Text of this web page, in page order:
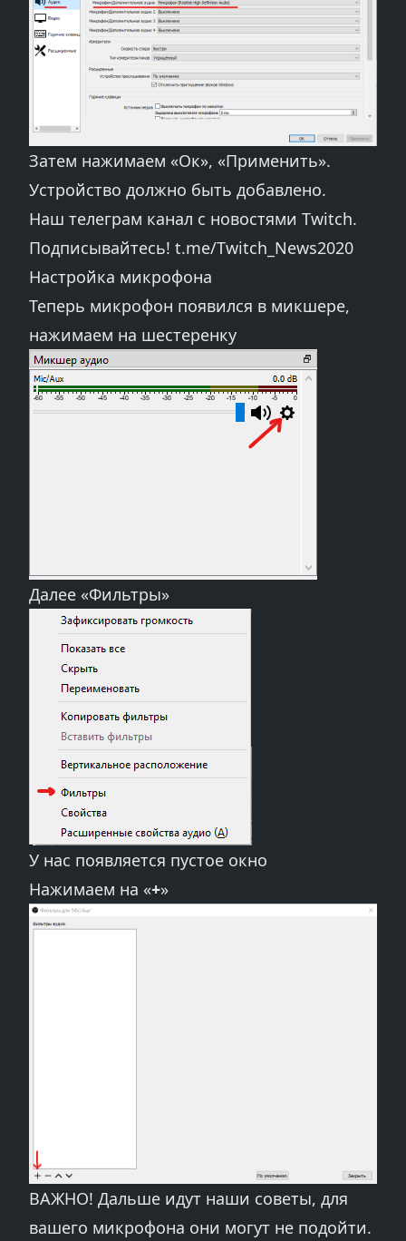
Затем нажимаем «Ок», «Применить».
Устройство должно быть добавлено.
Наш телеграм канал с новостями Twitch.
Подписывайтесь! t.me/Twitch_News2020
Настройка микрофона
Теперь микрофон появился в микшере,
нажимаем на шестеренку
Далее «Фильтры»
У нас появляется пустое окно
Нажимаем на «+»
ВАЖНО! Дальше идут наши советы, для
вашего микрофона они могут не подойти.